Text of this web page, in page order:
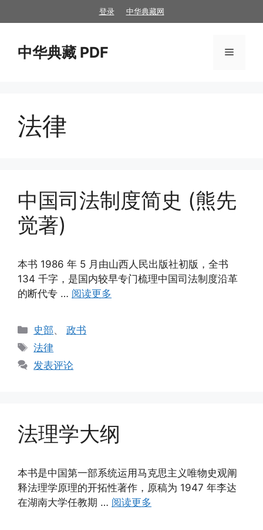
至
登录 中华典藏网
中华典藏 PDF 菜
法律
中国司法制度简史 (熊先
觉著)
本书 1986 年 5 月由山西人民出版社初版，全书
134 千字，是国内较早专门梳理中国司法制度沿革
的断代专 … 阅读更多
分
类
史部、政书
标
签
法律
发表评论
法理学大纲
本书是中国第一部系统运用马克思主义唯物史观阐
释法理学原理的开拓性著作，原稿为 1947 年李达
在湖南大学任教期 … 阅读更多